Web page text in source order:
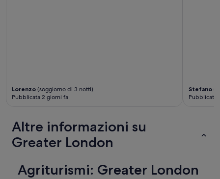
Lorenzo (soggiorno di 3 notti)
Pubblicata 2 giorni fa
Stefano
Pubblicata
Altre informazioni su
Greater London
Agriturismi: Greater London